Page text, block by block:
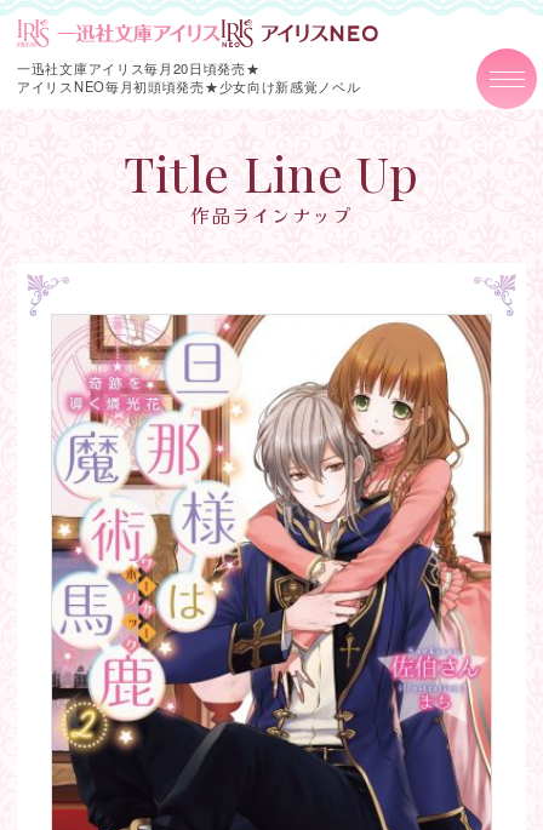
一迅社文庫アイリス毎月20日頃発売★
アイリスNEO毎月初頭頃発売★少女向け新感覚ノベル
Title Line Up
作品ラインナップ